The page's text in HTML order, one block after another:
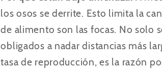
los osos se derrite. Esto limita la
de alimento son las focas. No solo
obligados a nadar distancias más
tasa de reproducción, es la razón